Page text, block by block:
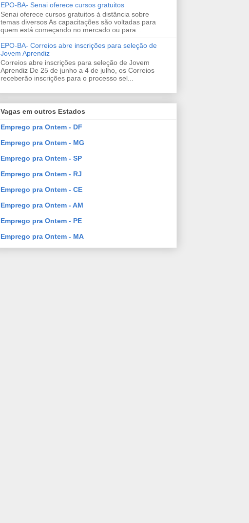
EPO-BA- Senai oferece cursos gratuitos
Senai oferece cursos gratuitos à distância sobre
temas diversos As capacitações são voltadas para
quem está começando no mercado ou para...
EPO-BA- Correios abre inscrições para seleção de
Jovem Aprendiz
Correios abre inscrições para seleção de Jovem
Aprendiz De 25 de junho a 4 de julho, os Correios
receberão inscrições para o processo sel...
Vagas em outros Estados
Emprego pra Ontem - DF
Emprego pra Ontem - MG
Emprego pra Ontem - SP
Emprego pra Ontem - RJ
Emprego pra Ontem - CE
Emprego pra Ontem - AM
Emprego pra Ontem - PE
Emprego pra Ontem - MA